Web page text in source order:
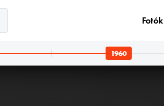
Fotók
1960